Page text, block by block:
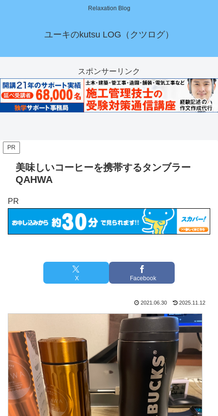
Relaxation Blog
ユーキのkutsu LOG（クツログ）
スポンサーリンク
PR
美味しいコーヒーを携帯するタンブラー
QAHWA
PR
X Facebook
2021.06.30 2025.11.12